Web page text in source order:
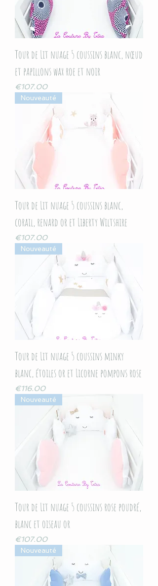
Tour de Lit nuage 5 coussins blanc, nœud
et papillons wax roe et noir
Price
€107.00
Nouveauté
Tour de Lit nuage 5 coussins blanc,
corail, renard or et Liberty Wiltshire
Price
€107.00
Nouveauté
Tour de Lit nuage 5 coussins minky
blanc, étoiles or et Licorne pompons rose
Price
€116.00
Nouveauté
Tour de Lit nuage 5 coussins rose poudré,
blanc et oiseau or
Price
€107.00
Nouveauté